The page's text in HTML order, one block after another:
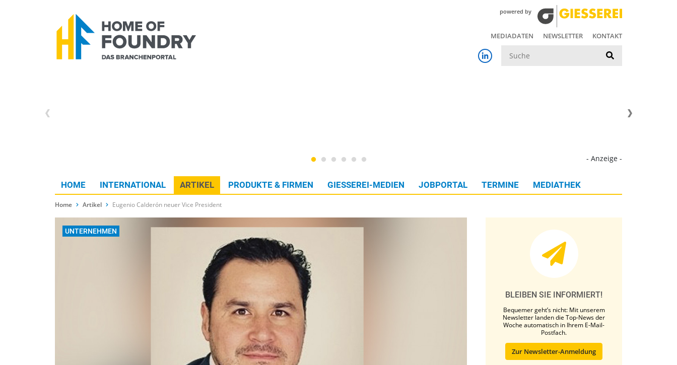
powered by
MEDIADATEN NEWSLETTER KONTAKT
- Anzeige -
HOME INTERNATIONAL ARTIKEL PRODUKTE & FIRMEN GIESSEREI-MEDIEN JOBPORTAL TERMINE MEDIATHEK
Home Artikel Eugenio Calderón neuer Vice President
UNTERNEHMEN
BLEIBEN SIE INFORMIERT!
Bequemer geht’s nicht: Mit unserem
Newsletter landen die Top-News der
Woche automatisch in Ihrem E-Mail-
Postfach.
Zur Newsletter-Anmeldung